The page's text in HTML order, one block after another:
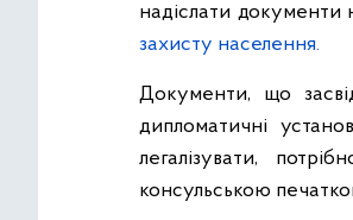
надіслати
захисту населення.
Документи, що
дипломатичні
легалізувати,
консульською